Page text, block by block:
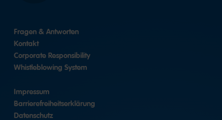
Fragen & Antworten
Kontakt
Corporate Responsibility
Whistleblowing System
Impressum
Barrierefreiheitserklärung
Datenschutz